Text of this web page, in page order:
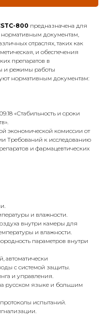
800 предназначена для
нормативным документам,
отраслях, таких как
и обеспечения
препаратов в
и режимы работы
нормативным документам:
«Стабильность и сроки
экономической комиссии от
Требований к исследованию
и фармацевтических
и влажности.
внутри камеры для
и влажности.
параметров внутри
автоматически
с системой защиты.
и управления.
русском языке и большим
испытаний.